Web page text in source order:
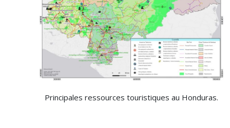
Principales ressources touristiques au Honduras.